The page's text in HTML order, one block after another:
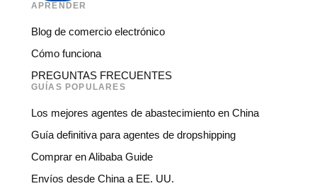
APRENDER
Blog de comercio electrónico
Cómo funciona
PREGUNTAS FRECUENTES
GUÍAS POPULARES
Los mejores agentes de abastecimiento en China
Guía definitiva para agentes de dropshipping
Comprar en Alibaba Guide
Envíos desde China a EE. UU.